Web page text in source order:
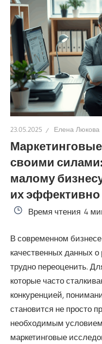
23.05.2025 Елена Люкова
своими
малому
их эффективно
Время чтения 4
В современном
качественных данных
трудно переоценить.
которые часто
конкуренцией,
становится не просто
необходимым
маркетинговые